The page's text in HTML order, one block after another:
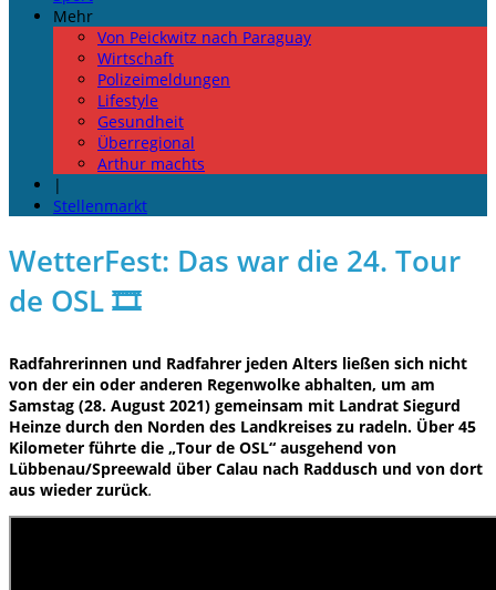
Mehr
Von Peickwitz nach Paraguay
Wirtschaft
Polizeimeldungen
Lifestyle
Gesundheit
Überregional
Arthur machts
|
Stellenmarkt
WetterFest: Das war die 24. Tour
de OSL 🎞️
Radfahrerinnen und Radfahrer jeden Alters ließen sich nicht
von der ein oder anderen Regenwolke abhalten, um am
Samstag (28. August 2021) gemeinsam mit Landrat Siegurd
Heinze durch den Norden des Landkreises zu radeln. Über 45
Kilometer führte die „Tour de OSL“ ausgehend von
Lübbenau/Spreewald über Calau nach Raddusch und von dort
aus wieder zurück.